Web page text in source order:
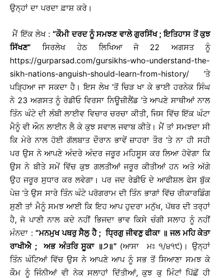
ਉਨ੍ਹਾਂ ਦਾ ਪਰਦਾ ਫ਼ਾਸ਼ ਕਰੇ।
ਮੈਂ ਇੱਕ ਲੇਖ :“ਕੌਮੀ ਦਰਦ ਨੂੰ ਸਮਝਣ ਵਾਲੇ ਗੁਰਸਿੱਖ ; ਇਤਿਹਾਸ ਤੋਂ ਕੁਝ
ਸਿੱਖਣ” ਸਿਰਲੇਖ ਹੇਠ ਲਿਖਿਆ ਜੋ 22 ਅਗਸਤ ਨੂੰ
https://gurparsad.com/gursikhs-who-understand-the-
sikh-nations-anguish-should-learn-from-history/ ’ਤੇ
ਪੜ੍ਹਿਆ ਜਾ ਸਕਦਾ ਹੈ। ਇਸ ਲੇਖ ’ਤੋਂ ਚਿੜ ਖਾ ਕੇ ਭਾਈ ਹਰਨੇਕ ਸਿੰਘ
ਨੇ 23 ਅਗਸਤ ਨੂੰ ਰੇਡੀਓ ਵਿਰਸਾ ਨਿਊਜ਼ੀਲੈਂਡ ’ਤੇ ਆਪਣੇ ਸਾਥੀਆਂ ਨਾਲ
ਤਿੰਨ ਘੰਟੇ ਦੀ ਲੰਬੀ ਲਾਈਵ ਵਿਚਾਰ ਚਰਚਾ ਕੀਤੀ, ਜਿਸ ਵਿੱਚ ਇੱਕ ਘੰਟਾ
ਮੈਨੂੰ ਵੀ ਔਨ ਲਾਈਨ ਲੈ ਕੇ ਕੁਝ ਸਵਾਲ ਜਵਾਬ ਕੀਤੇ। ਮੈਂ ਤਾਂ ਸਮਝਦਾ ਸੀ
ਕਿ ਮੇਰੇ ਨਾਲ ਹੋਈ ਗੱਲਬਾਤ ਦੌਰਾਨ ਭਾਵੇਂ ਜ਼ਾਹਰਾ ਤੌਰ ’ਤੇ ਨਾ ਹੀ ਸਹੀ
ਪਰ ਉਸ ਨੇ ਆਪਣੇ ਅੰਦਰੇ ਅੰਦਰ ਜਰੂਰ ਮਹਿਸੂਸ ਕਰ ਲਿਆ ਹੋਵੇਗਾ ਕਿ
ਉਸ ਨੇ ਬੀਤੇ ਸਮੇਂ ਵਿੱਚ ਕੁਝ ਗਲਤੀਆਂ ਜਰੂਰ ਕੀਤੀਆਂ ਹਨ ਅਤੇ ਅੱਗੇ
ਉਹ ਜਰੂਰ ਸੁਧਾਰ ਕਰ ਲਵੇਗਾ। ਪਰ ਜਦ ਰੇਡੀਓ ਦੇ ਆਫੀਸ਼ਲ ਫੇਸ ਬੁੱਕ
ਪੇਜ਼ ’ਤੇ ਉਸ ਸਾਰੇ ਤਿੰਨ ਘੰਟੇ ਪਰੋਗਰਾਮ ਦੀ ਤਿੰਨ ਭਾਗਾਂ ਵਿੱਚ ਰੀਕਾਰਡਿੰਗ
ਸੁਣੀ ਤਾਂ ਮੈਨੂੰ ਸਮਝ ਆਈ ਕਿ ਇਹ ਆਪ ਹੁਦਰਾ ਮਨੁੱਖ, ਪੱਥਰ ਦੀ ਤਰ੍ਹਾਂ
ਹੈ, ਜੋ ਪਾਣੀ ਨਾਲ ਕਦੇ ਨਹੀਂ ਭਿਜਦਾ ਭਾਵ ਕਿਸੇ ਚੰਗੀ ਸਲਾਹ ਨੂੰ ਨਹੀਂ
ਮੰਨਦਾ : “ਮਨਮੁਖ ਪਥਰੁ ਸੈਲੁ ਹੈ ; ਧ੍ਰਿਗੁ ਜੀਵਣੁ ਫੀਕਾ ॥ ਜਲ ਮਹਿ ਕੇਤਾ
ਰਾਖੀਐ ; ਅਭ ਅੰਤਰਿ ਸੂਕਾ ॥੭॥” (ਆਸਾ ਮਃ ੧/੪੧੯)। ਉਨ੍ਹਾਂ
ਤਿੰਨ ਘੰਟਿਆਂ ਵਿੱਚ ਉਸ ਨੇ ਆਪਣੇ ਆਪ ਨੂੰ ਸਭ ਤੋਂ ਸਿਆਣਾ ਸਮਝ ਕੇ
ਕੌਮ ਨੂੰ ਜਿੰਨੀਆਂ ਵੀ ਨੇਕ ਸਲਾਹਾਂ ਦਿੱਤੀਆਂ, ਕੁਝ ਕੁ ਮਿੰਟਾਂ ਪਿੱਛੋਂ ਹੀ